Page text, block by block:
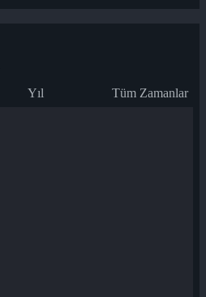
Yıl Tüm Zamanlar